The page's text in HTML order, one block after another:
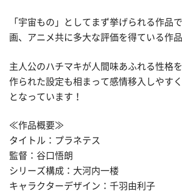
「宇宙もの」としてまず挙げられる作品
画、アニメ共に多大な評価を得ている作品
主人公のハチマキが人間味あふれる性格
作られた設定も相まって感情移入しやす
となっています！
≪作品概要≫
タイトル：プラネテス
監督：谷口悟朗
シリーズ構成：大河内一楼
キャラクターデザイン：千羽由利子